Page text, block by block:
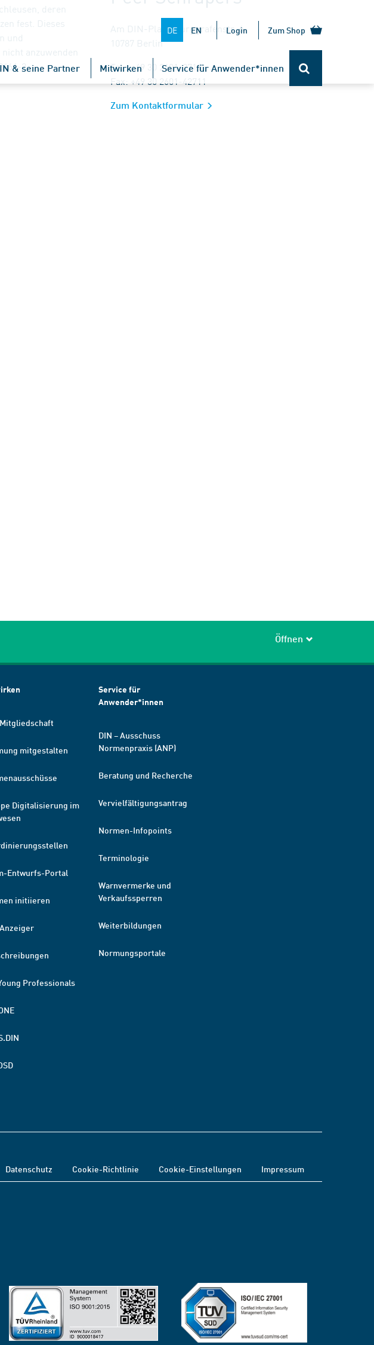
DE EN Login Zum Shop
& seine Partner Mitwirken Service für Anwender*innen
deren
fest. Dieses
und
anzuwenden
2.
Am DIN-Platz, Burggrafenstr. 6
10787 Berlin
Tel.: +49 30 2601-2711
Fax: +49 30 2601-42711
Zum Kontaktformular
Öffnen
mitgestalten
Digitalisierung im
Entwurfs-Portal
initiieren
Professionals
Service für
Anwender*innen
DIN – Ausschuss
Normenpraxis (ANP)
Beratung und Recherche
Vervielfältigungsantrag
Normen-Infopoints
Terminologie
Warnvermerke und
Verkaufssperren
Weiterbildungen
Normungsportale
Datenschutz Cookie-Richtlinie Cookie-Einstellungen Impressum